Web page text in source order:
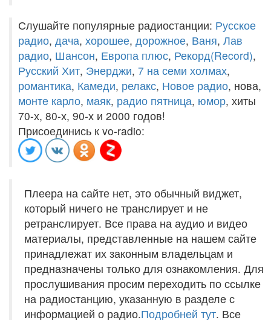
Слушайте популярные радиостанции: Русское
радио, дача, хорошее, дорожное, Ваня, Лав
радио, Шансон, Европа плюс, Рекорд(Record),
Русский Хит, Энерджи, 7 на семи холмах,
романтика, Камеди, релакс, Новое радио, нова,
монте карло, маяк, радио пятница, юмор, хиты
70-х, 80-х, 90-х и 2000 годов!
Присоединись к vo-radio:
Плеера на сайте нет, это обычный виджет,
который ничего не транслирует и не
ретранслирует. Все права на аудио и видео
материалы, представленные на нашем сайте
принадлежат их законным владельцам и
предназначены только для ознакомления. Для
прослушивания просим переходить по ссылке
на радиостанцию, указанную в разделе с
информацией о радио.Подробней тут. Все